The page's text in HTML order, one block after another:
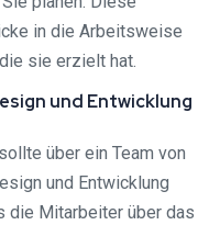
in die Arbeitsweise
sie erzielt hat.
und Entwicklung
über ein Team von
und Entwicklung
die Mitarbeiter über das